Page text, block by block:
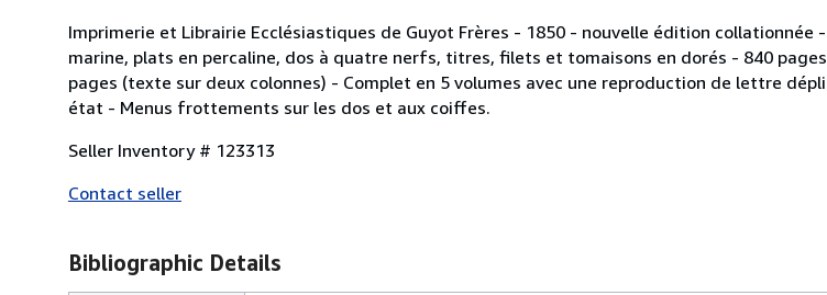
Imprimerie et Librairie Ecclésiastiques de Guyot Frères - 1850 - nouvelle édition collationnée
marine, plats en percaline, dos à quatre nerfs, titres, filets et tomaisons en dorés - 840
pages (texte sur deux colonnes) - Complet en 5 volumes avec une reproduction de lettre
état - Menus frottements sur les dos et aux coiffes.
Seller Inventory # 123313
Contact seller
Bibliographic Details